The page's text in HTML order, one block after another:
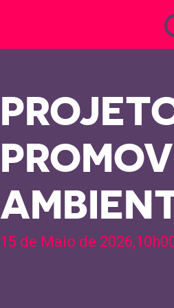
15 de Maio de